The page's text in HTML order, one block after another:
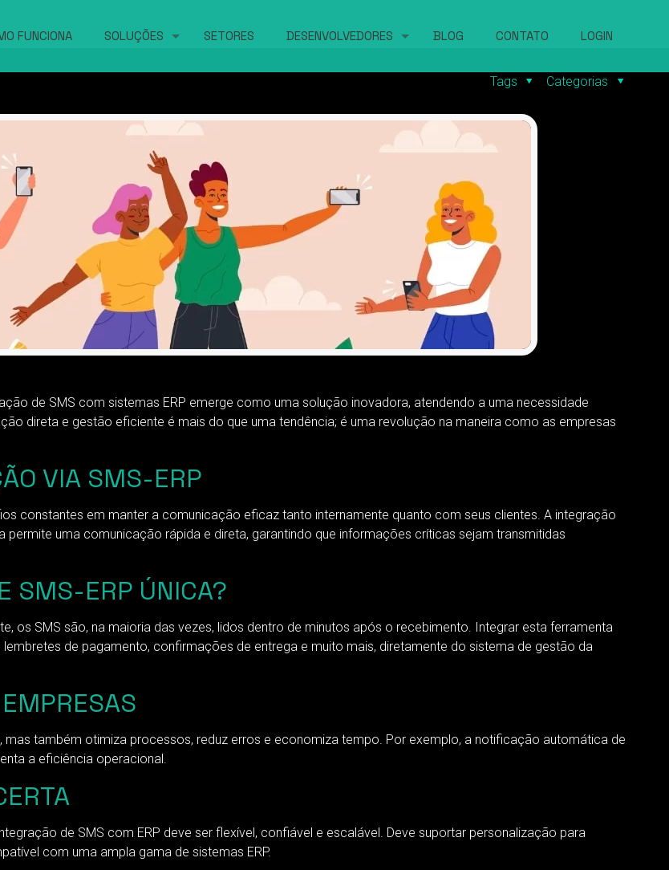
FUNCIONA SOLUÇÕES SETORES DESENVOLVEDORES BLOG CONTATO LOGIN
Categorias
Tags
de SMS com sistemas ERP emerge como uma solução inovadora, atendendo a uma necessidade
direta e gestão eficiente é mais do que uma tendência; é uma revolução na maneira como as empresas
VIA SMS-ERP
constantes em manter a comunicação eficaz tanto internamente quanto com seus clientes. A integração
permite uma comunicação rápida e direta, garantindo que informações críticas sejam transmitidas
SMS-ERP ÚNICA?
os SMS são, na maioria das vezes, lidos dentro de minutos após o recebimento. Integrar esta ferramenta
de pagamento, confirmações de entrega e muito mais, diretamente do sistema de gestão da
também otimiza processos, reduz erros e economiza tempo. Por exemplo, a notificação automática de
a eficiência operacional.
de SMS com ERP deve ser flexível, confiável e escalável. Deve suportar personalização para
com uma ampla gama de sistemas ERP.